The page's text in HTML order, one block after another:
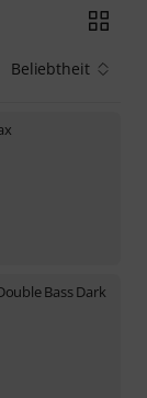
Beliebtheit
Bass Dark